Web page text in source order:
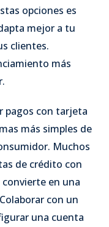
opciones es
mejor a tu
clientes.
más
pagos con tarjeta
más simples de
Muchos
de crédito con
en una
con un
una cuenta